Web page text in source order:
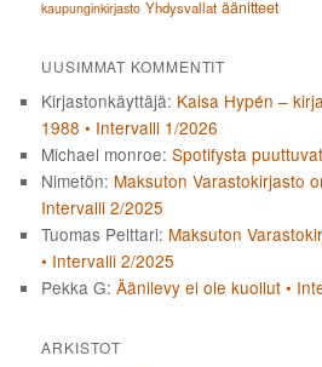
kaupunginkirjasto Yhdysvallat äänitteet
UUSIMMAT KOMMENTIT
Kirjastonkäyttäjä: Kaisa Hypén –
1988 • Intervalli 1/2026
Michael monroe:Spotifysta
Nimetön: Maksuton Varastokirjasto
Intervalli 2/2025
Tuomas Pelttari: Maksuton
• Intervalli 2/2025
Pekka G:Äänilevy ei ole kuollut •
ARKISTOT